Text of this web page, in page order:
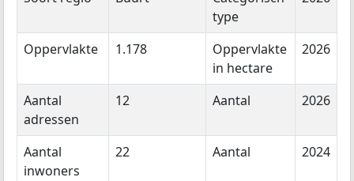
type
Oppervlakte 1.178
Oppervlakte
in hectare
2026
Aantal
adressen
12 Aantal 2026
Aantal
inwoners
22 Aantal 2024